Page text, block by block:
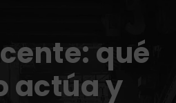
qué
actúa y